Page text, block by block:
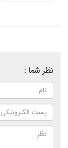
نظر شما :